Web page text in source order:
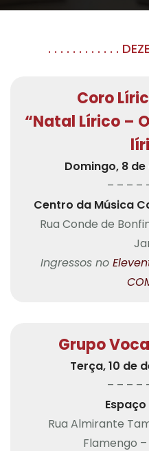
. . . . . . . . . . . .
Coro
“Natal Lírico –
Domingo, 8 de
– – – –
Centro da Música
Rua Conde de
Ingressos no
Grupo
Terça, 10 de
– – – –
Rua Almirante
Flamengo